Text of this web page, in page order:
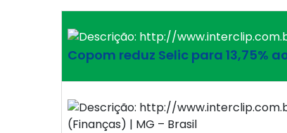
Copom reduz Selic para 13,75%
(Finanças) | MG – Brasil